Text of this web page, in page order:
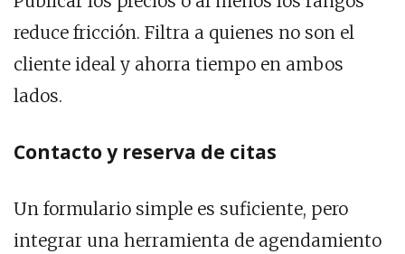
reduce fricción. Filtra a quienes no son el
cliente ideal y ahorra tiempo en ambos
lados.
Contacto y reserva de citas
Un formulario simple es suficiente, pero
integrar una herramienta de agendamiento